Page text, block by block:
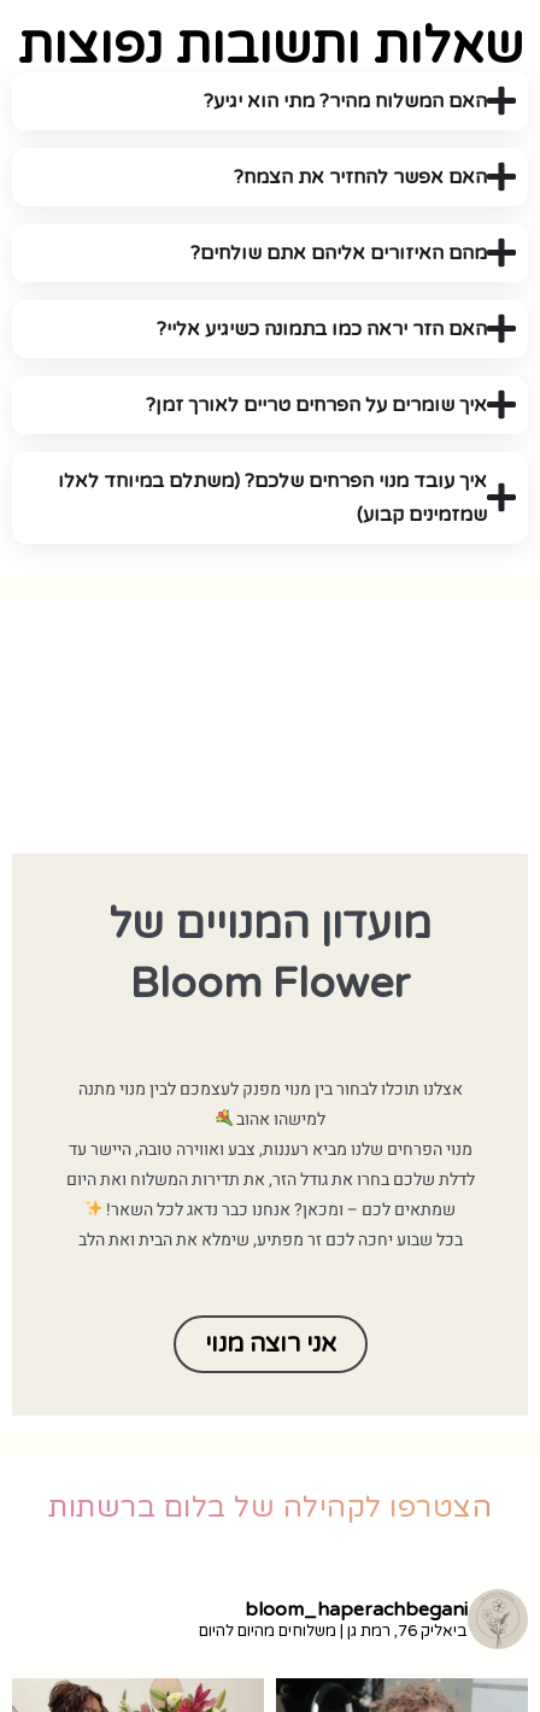
שאלות ותשובות נפוצות
האם המשלוח מהיר? מתי הוא יגיע?
האם אפשר להחזיר את הצמח?
מהם האיזורים אליהם אתם שולחים?
האם הזר יראה כמו בתמונה כשיגיע אליי?
איך שומרים על הפרחים טריים לאורך זמן?
איך עובד מנוי הפרחים שלכם? (משתלם במיוחד לאלו
שמזמינים קבוע)
מועדון המנויים של
Bloom Flower
אצלנו תוכלו לבחור בין מנוי מפנק לעצמכם לבין מנוי מתנה
למישהו אהוב
מנוי הפרחים שלנו מביא רעננות, צבע ואווירה טובה, היישר עד
לדלת שלכם בחרו את גודל הזר, את תדירות המשלוח ואת היום
שמתאים לכם – ומכאן? אנחנו כבר נדאג לכל השאר!
בכל שבוע יחכה לכם זר מפתיע, שימלא את הבית ואת הלב
אני רוצה מנוי
הצטרפו לקהילה של בלום ברשתות
bloom_haperachbegani
ביאליק 76, רמת גן | משלוחים מהיום להיום
ב-10% הנחה עם הקוד